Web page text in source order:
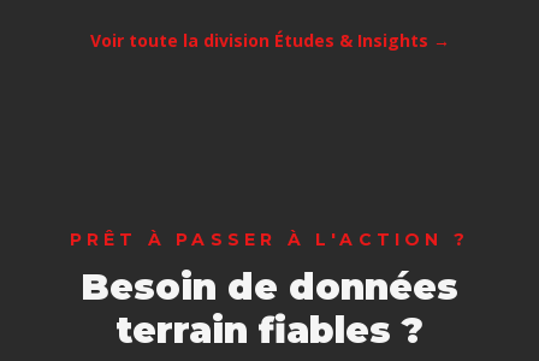
Voir toute la division Études & Insights →
PRÊT À PASSER À L'ACTION ?
Besoin de données
terrain fiables ?